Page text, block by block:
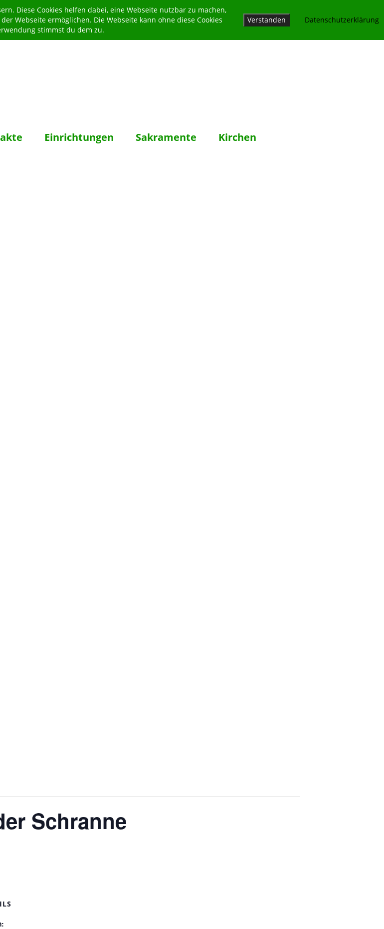
Einrichtungen Sakramente Kirchen
Schranne
Diese Cookies helfen dabei, eine Webseite nutzbar zu machen,
Webseite ermöglichen. Die Webseite kann ohne diese Cookies
stimmst du dem zu.
Verstanden Datenschutzerklärung